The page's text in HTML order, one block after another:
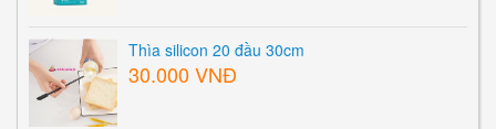
Thìa silicon 20 đầu 30cm
30.000 VNĐ